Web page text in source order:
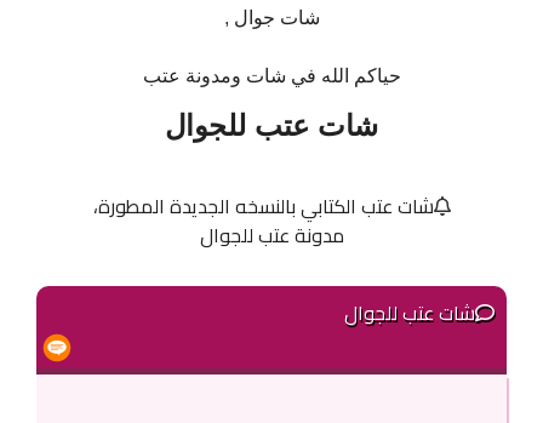
شات جوال ,
حياكم الله في شات ومدونة عتب
شات عتب للجوال
شات عتب الكتابي بالنسخه الجديدة المطورة،
مدونة عتب للجوال
شات عتب للجوال